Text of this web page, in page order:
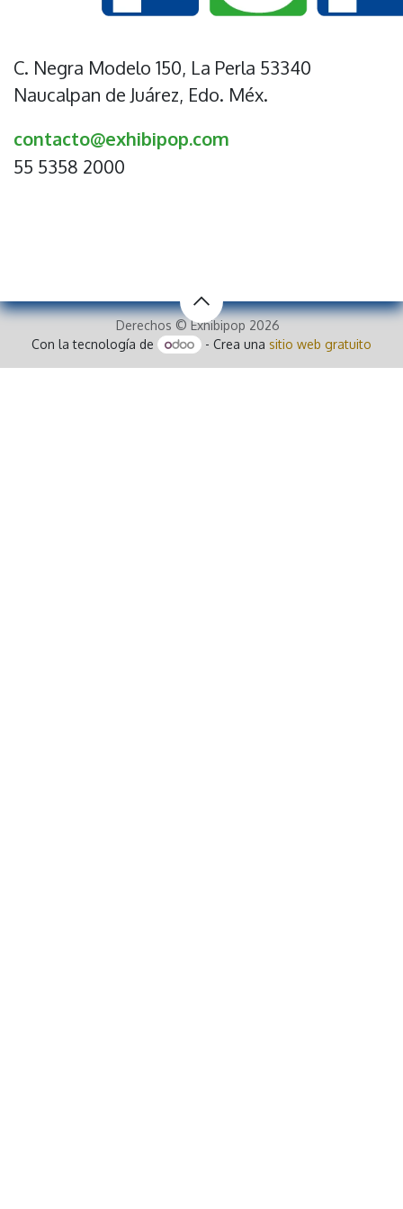
C. Negra Modelo 150, La Perla 53340
Naucalpan de Juárez, Edo. Méx.
contacto@exhibipop.com
55 5358 2000
Derechos © Exhibipop 2026
Con la tecnología de
- Crea una sitio web gratuito